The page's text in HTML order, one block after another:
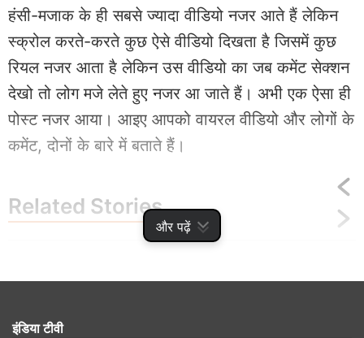
और पढ़ें
हंसी-मजाक के ही सबसे ज्यादा वीडियो नजर आते हैं लेकिन
स्क्रोल करते-करते कुछ ऐसे वीडियो दिखता है जिसमें कुछ
रियल नजर आता है लेकिन उस वीडियो का जब कमेंट सेक्शन
देखो तो लोग मजे लेते हुए नजर आ जाते हैं। अभी एक ऐसा ही
पोस्ट नजर आया। आइए आपको वायरल वीडियो और लोगों के
कमेंट, दोनों के बारे में बताते हैं।
Related Stories
महिला का गुस्सा, Viral Video में जमकर निकाली
इंडिया टीवी